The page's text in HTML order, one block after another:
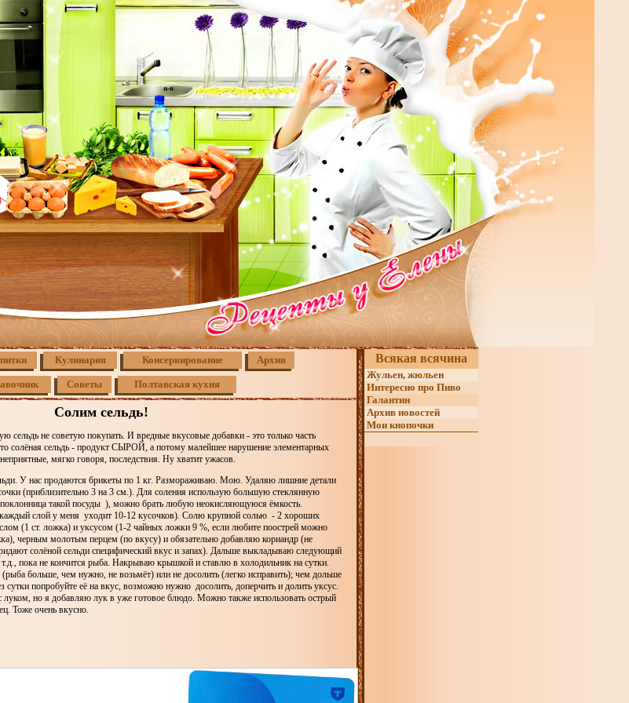
Кулинария Консервирование Архив
Советы Полтавская кухня
Солим сельдь!
сельдь не советую покупать. И вредные вкусовые добавки - это только часть
солёная сельдь - продукт СЫРОЙ, а потому малейшее нарушение элементарных
мягко говоря, последствия. Ну хватит ужасов.
У нас продаются брикеты по 1 кг. Размораживаю. Мою. Удаляю лишние детали
(приблизительно 3 на 3 см.). Для соления использую большую стеклянную
такой посуды ), можно брать любую неокисляющуюся ёмкость.
слой у меня уходит 10-12 кусочков). Солю крупной солью - 2 хороших
(1 ст. ложка) и уксусом (1-2 чайных ложки 9 %, если любите поострей можно
черным молотым перцем (по вкусу) и обязательно добавляю кориандр (не
солёной сельди специфический вкус и запах). Дальше выкладываю следующий
пока не кончится рыба. Накрываю крышкой и ставлю в холодильник на сутки.
(рыба больше, чем нужно, не возьмёт) или не досолить (легко исправить); чем дольше
сутки попробуйте её на вкус, возможно нужно досолить, доперчить и долить уксус.
луком, но я добавляю лук в уже готовое блюдо. Можно также использовать острый
Тоже очень вкусно.
Всякая всячина
Жульен, жюльен
Интересно про Пиво
Галантин
Архив новостей
Мои кнопочки